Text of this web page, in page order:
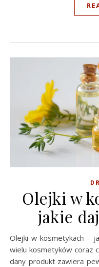
Olejki w
jakie
Olejki w kosmetykach – jakie dają korzyści? Na etykietach
wielu kosmetyków coraz
dany produkt zawiera